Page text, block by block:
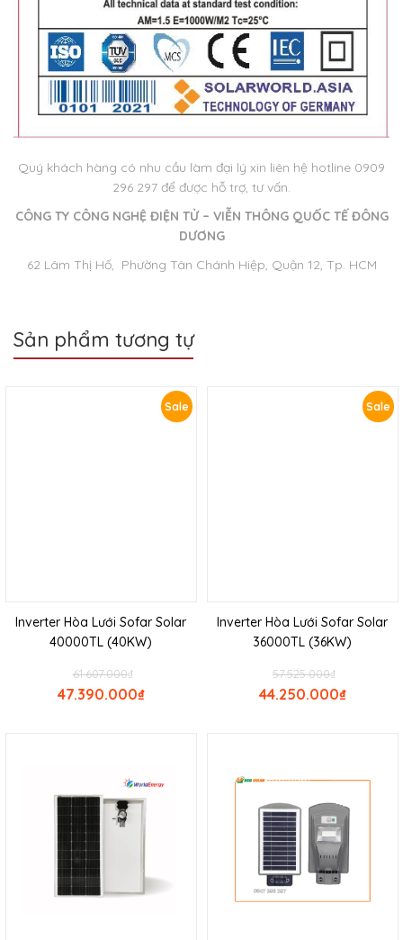
Quý khách hàng có nhu cầu làm đại lý xin liên hệ hotline 0909
296 297 để được hỗ trợ, tư vấn.
CÔNG TY CÔNG NGHỆ ĐIỆN TỬ – VIỄN THÔNG QUỐC TẾ ĐÔNG
DƯƠNG
62 Lâm Thị Hố, Phường Tân Chánh Hiệp, Quận 12, Tp. HCM
Sản phẩm tương tự
Sale
Inverter Hòa Lưới Sofar Solar
40000TL (40KW)
₫
61.607.000
₫
47.390.000
Sale
Inverter Hòa Lưới Sofar Solar
36000TL (36KW)
₫
57.525.000
₫
44.250.000